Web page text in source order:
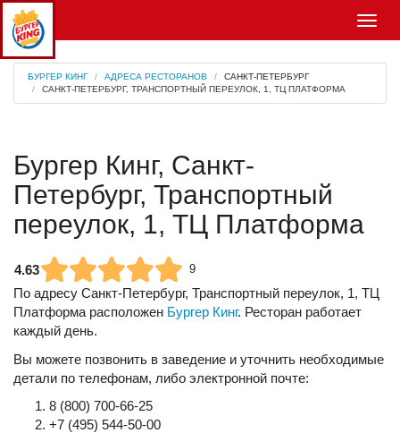
Меню
БУРГЕР КИНГ АДРЕСА РЕСТОРАНОВ
САНКТ-ПЕТЕРБУРГ
САНКТ-ПЕТЕРБУРГ, ТРАНСПОРТНЫЙ ПЕРЕУЛОК, 1, ТЦ ПЛАТФОРМА
Бургер Кинг, Санкт-
Петербург, Транспортный
переулок, 1, ТЦ Платформа
4.63 9
По адресу Санкт-Петербург, Транспортный переулок, 1, ТЦ
Платформа расположен Бургер Кинг. Ресторан работает
каждый день.
Вы можете позвонить в заведение и уточнить необходимые
детали по телефонам, либо электронной почте:
8 (800) 700-66-25
+7 (495) 544-50-00